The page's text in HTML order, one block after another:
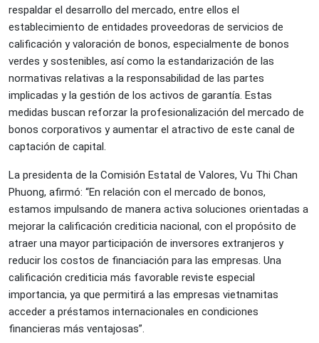
respaldar el desarrollo del mercado, entre ellos el
establecimiento de entidades proveedoras de servicios de
calificación y valoración de bonos, especialmente de bonos
verdes y sostenibles, así como la estandarización de las
normativas relativas a la responsabilidad de las partes
implicadas y la gestión de los activos de garantía. Estas
medidas buscan reforzar la profesionalización del mercado de
bonos corporativos y aumentar el atractivo de este canal de
captación de capital.
La presidenta de la Comisión Estatal de Valores, Vu Thi Chan
Phuong, afirmó: “En relación con el mercado de bonos,
estamos impulsando de manera activa soluciones orientadas a
mejorar la calificación crediticia nacional, con el propósito de
atraer una mayor participación de inversores extranjeros y
reducir los costos de financiación para las empresas. Una
calificación crediticia más favorable reviste especial
importancia, ya que permitirá a las empresas vietnamitas
acceder a préstamos internacionales en condiciones
financieras más ventajosas”.